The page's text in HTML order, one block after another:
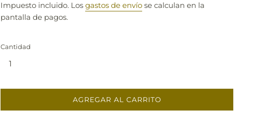
Impuesto incluido. Los gastos de envío se calculan en la
pantalla de pagos.
Cantidad
AGREGAR AL CARRITO